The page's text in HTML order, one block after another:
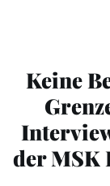
Keine
der MSK